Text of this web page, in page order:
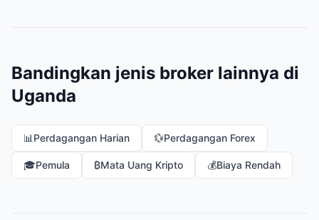
Bandingkan jenis broker lainnya di
Uganda
📊 Perdagangan Harian 💱Perdagangan Forex
🎓Pemula ₿Mata Uang Kripto 💰Biaya Rendah